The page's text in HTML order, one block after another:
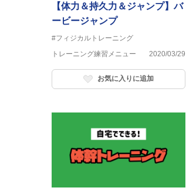
【体力＆持久力＆ジャンプ】バ
ービージャンプ
#フィジカルトレーニング
トレーニング練習メニュー
2020/03/29
お気に入りに追加